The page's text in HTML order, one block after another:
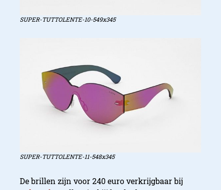
SUPER-TUTTOLENTE-10-549x345
SUPER-TUTTOLENTE-11-548x345
De brillen zijn voor 240 euro verkrijgbaar bij